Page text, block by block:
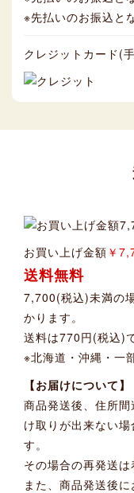
※先払いのお振込と
クレジットカード(
お買い上げ金額 ￥
送料無料
7,700(税込)未満の
かります。
送料は770円(税込)で
※北海道・沖縄・一
【お届けについて】
商品発送後、住所
け取りが出来ない
す。
その場合の再発送は
また、商品発送後